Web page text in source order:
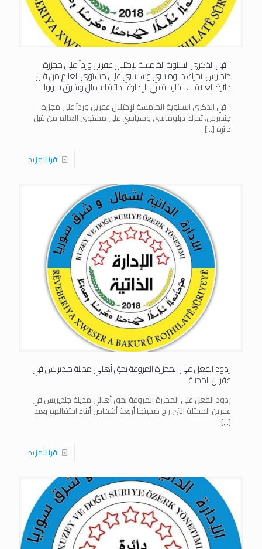
” في الذكرى السنوية الخامسة لإحتلال عفرين ورداً على مجزرة
جنديرس، تحرك دبلوماسي وسياسي على مستوى العالم من قبل
دائرة العلاقات الخارجية في الإدارة الذاتية لشمال وشرق سوريا”
” في الذكرى السنوية الخامسة لإحتلال عفرين ورداً على مجزرة
جنديرس، تحرك دبلوماسي وسياسي على مستوى العالم من قبل
دائرة […]
اقرا المزيد
ردود الفعل على المجزرة المروعة بحق أهالي مدينة جنديريس في
عفرين المحتلة
ردود الفعل على المجزرة المروعة بحق أهالي مدينة جنديريس في
عفرين المحتلة التي راح ضحيتها أربعة أشخاص أثناء احتفالهم بعيد
[…]
اقرا المزيد